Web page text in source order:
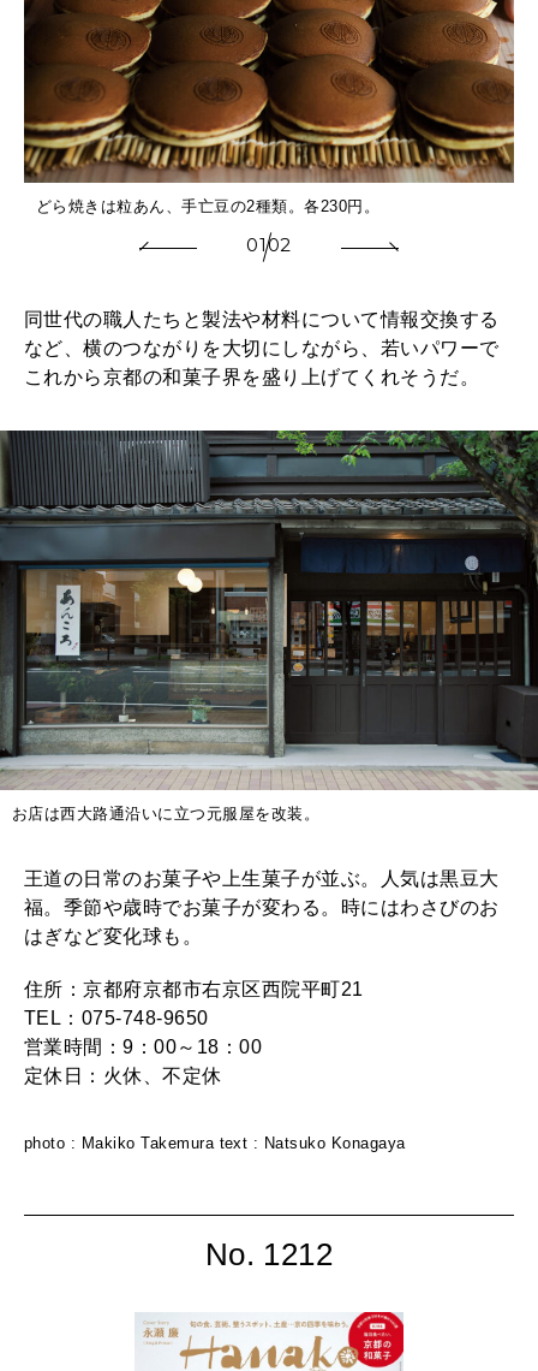
どら焼きは粒あん、手亡豆の2種類。各230円。
0102
同世代の職人たちと製法や材料について情報交換する
など、横のつながりを大切にしながら、若いパワーで
これから京都の和菓子界を盛り上げてくれそうだ。
お店は西大路通沿いに立つ元服屋を改装。
王道の日常のお菓子や上生菓子が並ぶ。人気は黒豆大
福。季節や歳時でお菓子が変わる。時にはわさびのお
はぎなど変化球も。
住所：京都府京都市右京区西院平町21
TEL：075-748-9650
営業時間：9：00～18：00
定休日：火休、不定休
photo : Makiko Takemura text : Natsuko Konagaya
No. 1212